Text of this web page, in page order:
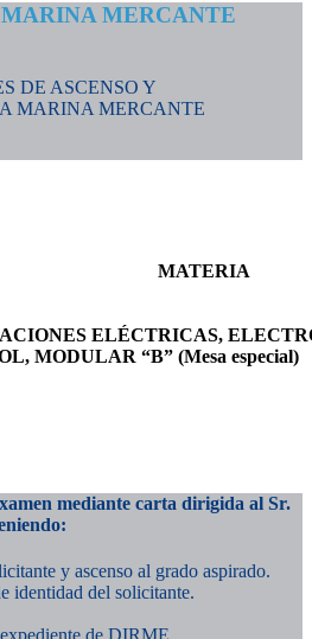
MERCANTE
DE ASCENSO Y
MARINA MERCANTE
MATERIA
ELÉCTRICAS,
MODULAR “B” (Mesa especial)
mediante carta dirigida al Sr.
y ascenso al grado aspirado.
identidad del solicitante.